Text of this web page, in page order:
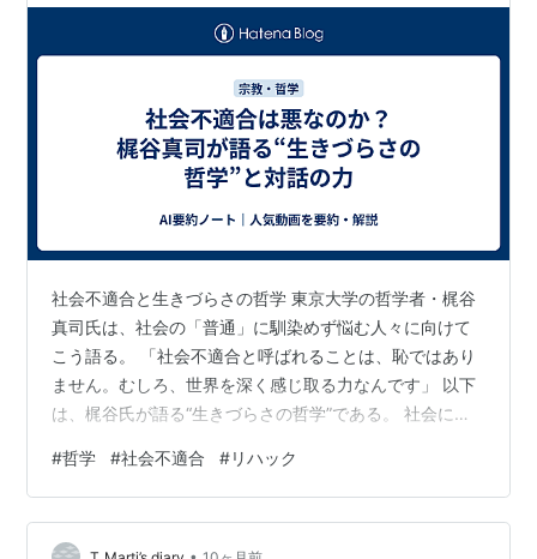
社会不適合と生きづらさの哲学 東京大学の哲学者・梶谷
真司氏は、社会の「普通」に馴染めず悩む人々に向けて
こう語る。 「社会不適合と呼ばれることは、恥ではあり
ません。むしろ、世界を深く感じ取る力なんです」 以下
は、梶谷氏が語る“生きづらさの哲学”である。 社会にう
ことがある人は多いと思います。 私自身、若い頃からど
こか「普通」というものに違和感を覚えていました。就
職して働くことが当たり前とされる中で、なぜ自分はそ
#哲学 #社会不適合 #リハック